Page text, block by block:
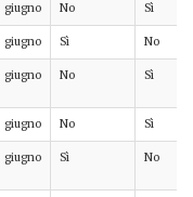
giugno No Sì
giugno Sì No
giugno No Sì
giugno No Sì
giugno Sì No